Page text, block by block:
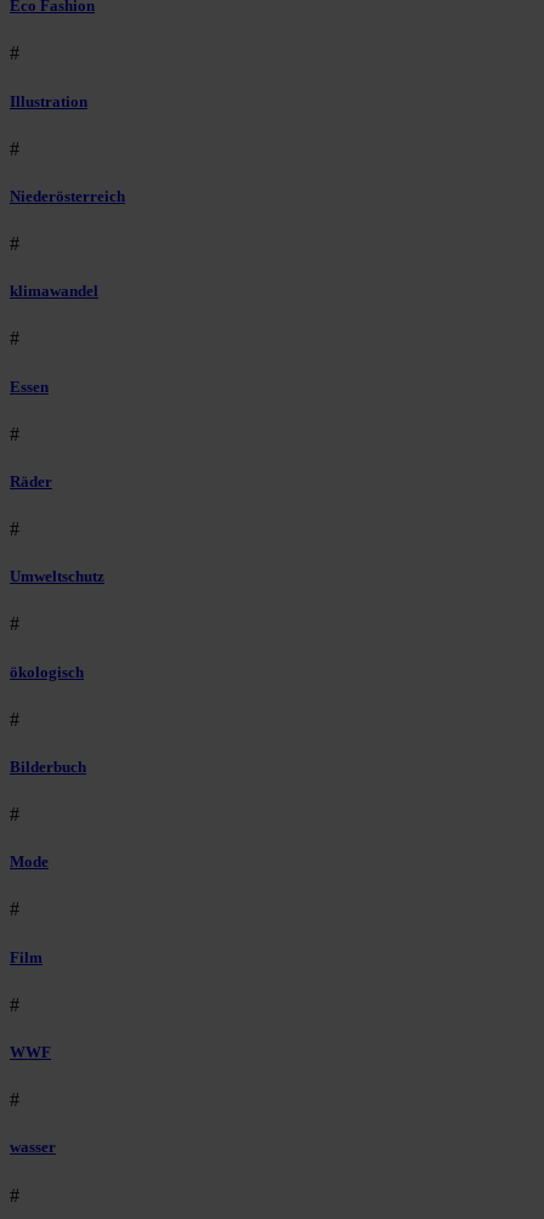
Eco Fashion
#
Illustration
#
Niederösterreich
#
klimawandel
#
Essen
#
Räder
#
Umweltschutz
#
ökologisch
#
Bilderbuch
#
Mode
#
Film
#
WWF
#
wasser
#